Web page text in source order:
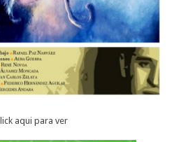
aqui para ver